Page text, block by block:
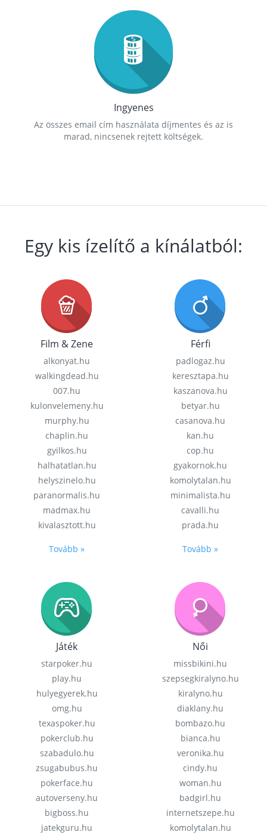
Ingyenes
Az összes email cím használata díjmentes és az is
marad, nincsenek rejtett költségek.
Egy kis ízelítő a kínálatból:
Film & Zene
alkonyat.hu
walkingdead.hu
007.hu
kulonvelemeny.hu
murphy.hu
chaplin.hu
gyilkos.hu
halhatatlan.hu
helyszinelo.hu
paranormalis.hu
madmax.hu
kivalasztott.hu
Tovább »
Férfi
padlogaz.hu
keresztapa.hu
kaszanova.hu
betyar.hu
casanova.hu
kan.hu
cop.hu
gyakornok.hu
komolytalan.hu
minimalista.hu
cavalli.hu
prada.hu
Tovább »
Játék
starpoker.hu
play.hu
hulyegyerek.hu
omg.hu
texaspoker.hu
pokerclub.hu
szabadulo.hu
zsugabubus.hu
pokerface.hu
autoverseny.hu
bigboss.hu
jatekguru.hu
Női
missbikini.hu
szepsegkiralyno.hu
kiralyno.hu
diaklany.hu
bombazo.hu
bianca.hu
veronika.hu
cindy.hu
woman.hu
badgirl.hu
internetszepe.hu
komolytalan.hu